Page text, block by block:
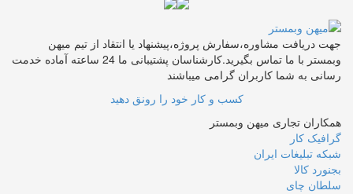
جهت دریافت مشاوره،سفارش پروژه،پیشنهاد یا انتقاد از تیم میهن
وبمستر با ما تماس بگیرید.کارشناسان پشتیبانی ما 24 ساعته آماده خدمت
رسانی به شما کاربران گرامی میباشند
کسب و کار خود را رونق دهید
همکاران تجاری میهن وبمستر
گرافیک کار
شبکه تبلیغات ایران
بجنورد کالا
سلطان چای